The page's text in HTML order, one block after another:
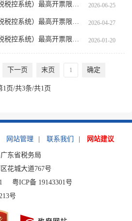
额审批【罗定市盛邦合富餐饮有限公司】 2026-06-25
额审批【罗定市加益镇合江村民委员会】 2026-04-27
审批【广东罗定农村商业银行股份有限公司】 2026-01-20
下一页 末页 确定
1页/共3条/共1页
网站管理 联系我们 网站建议
东省税务局
花城大道767号
粤ICP备 19143301号
号